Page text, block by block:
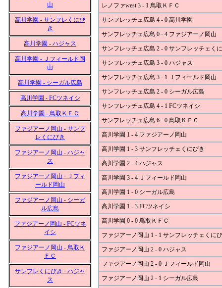
山
高川学園 - サンフレくにび
き
高川学園 - ハジャス
高川学園 - Ｊフィールド岡
山
高川学園 - シーガル広島
高川学園 - FCツネイシ
高川学園 - 鳥取ＫＦＣ
ファジアーノ岡山 - サンフ
レくにびき
ファジアーノ岡山 - ハジャ
ス
ファジアーノ岡山 - Ｊフィ
ールド岡山
ファジアーノ岡山 - シーガ
ル広島
ファジアーノ岡山 - FCツネ
イシ
ファジアーノ岡山 - 鳥取Ｋ
ＦＣ
サンフレくにびき - ハジャ
ス
レノファwest 3 - 1 鳥取ＫＦＣ
サンフレッチェ広島 4 - 0 高川学園
サンフレッチェ広島 0 - 4 ファジアーノ岡山
サンフレッチェ広島 2 - 0 サンフレッチェく
サンフレッチェ広島 3 - 0 ハジャス
サンフレッチェ広島 3 - 1 Ｊフィールド岡山
サンフレッチェ広島 2 - 0 シーガル広島
サンフレッチェ広島 4 - 1 FCツネイシ
サンフレッチェ広島 6 - 0 鳥取ＫＦＣ
高川学園 1 - 4 ファジアーノ岡山
高川学園 1 - 3 サンフレッチェくにびき
高川学園 2 - 4 ハジャス
高川学園 3 - 4 Ｊフィールド岡山
高川学園 1 - 0 シーガル広島
高川学園 1 - 3 FCツネイシ
高川学園 0 - 0 鳥取ＫＦＣ
ファジアーノ岡山 1 - 1 サンフレッチェくに
ファジアーノ岡山 2 - 0 ハジャス
ファジアーノ岡山 2 - 0 Ｊフィールド岡山
ファジアーノ岡山 2 - 1 シーガル広島